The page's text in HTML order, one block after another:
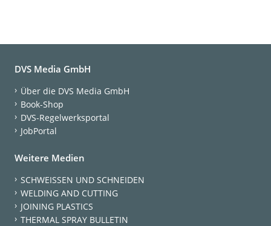
DVS Media GmbH
Über die DVS Media GmbH
Book-Shop
DVS-Regelwerksportal
JobPortal
Weitere Medien
SCHWEISSEN UND SCHNEIDEN
WELDING AND CUTTING
JOINING PLASTICS
THERMAL SPRAY BULLETIN